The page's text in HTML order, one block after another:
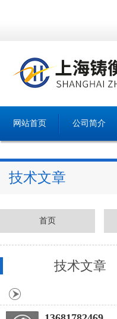
网站首页 公司简介
技术文章
首页
技术文章